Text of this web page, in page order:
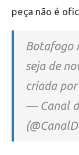
peça não é
Botafogo
seja de
criada
— Canal